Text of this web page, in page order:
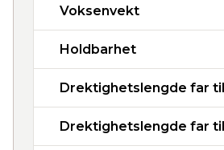
Voksenvekt
Holdbarhet
Drektighetslengde far
Drektighetslengde far